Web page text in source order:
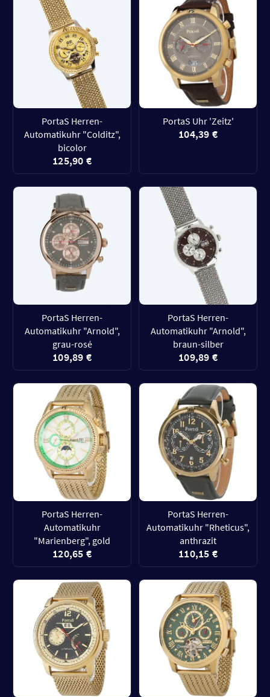
PortaS Herren-
Automatikuhr "Colditz",
bicolor
125,90 €
PortaS Uhr 'Zeitz'
104,39 €
PortaS Herren-
Automatikuhr "Arnold",
grau-rosé
109,89 €
PortaS Herren-
Automatikuhr "Arnold",
braun-silber
109,89 €
PortaS Herren-
Automatikuhr
"Marienberg", gold
120,65 €
PortaS Herren-
Automatikuhr "Rheticus",
anthrazit
110,15 €